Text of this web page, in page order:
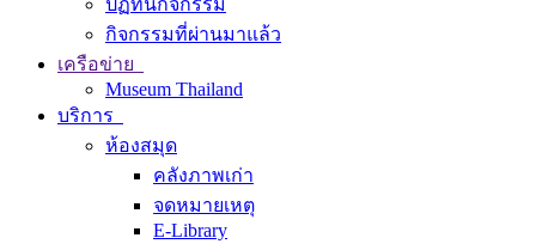
กิจกรรมที่ผ่านมาแล้ว
เครือข่าย
Museum Thailand
บริการ
ห้องสมุด
คลังภาพเก่า
จดหมายเหตุ
E-Library